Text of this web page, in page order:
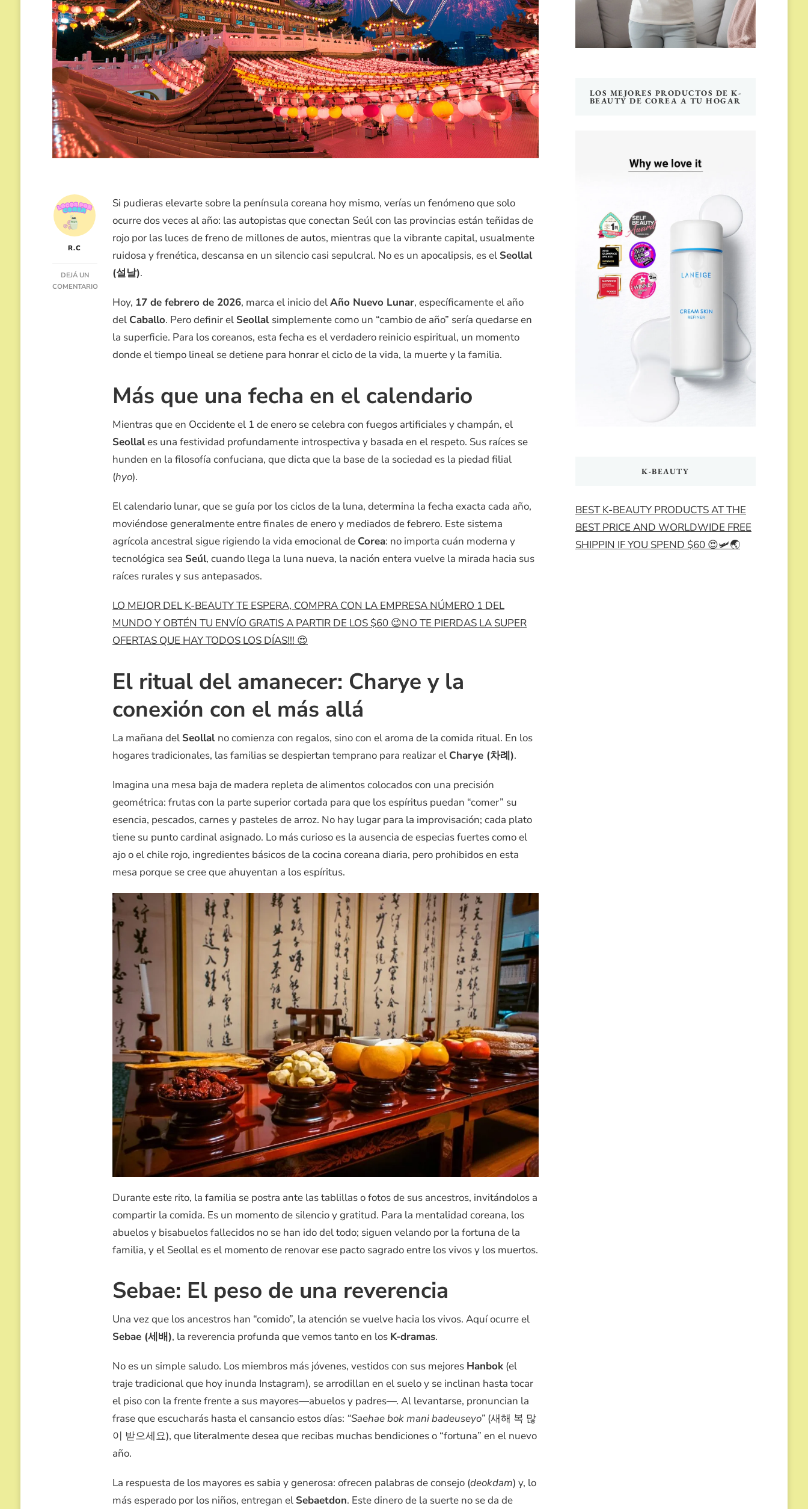
R.C
DEJÁ UN
COMENTARIO
Si pudieras elevarte sobre la península coreana hoy mismo, verías un fenómeno que solo
ocurre dos veces al año: las autopistas que conectan Seúl con las provincias están teñidas de
rojo por las luces de freno de millones de autos, mientras que la vibrante capital, usualmente
ruidosa y frenética, descansa en un silencio casi sepulcral. No es un apocalipsis, es el Seollal
(설날).
Hoy, 17 de febrero de 2026, marca el inicio delAño Nuevo Lunar, específicamente el año
del Caballo. Pero definir el Seollal simplemente como un “cambio de año” sería quedarse en
la superficie. Para los coreanos, esta fecha es el verdadero reinicio espiritual, un momento
donde el tiempo lineal se detiene para honrar el ciclo de la vida, la muerte y la familia.
Más que una fecha en el calendario
Mientras que en Occidente el 1 de enero se celebra con fuegos artificiales y champán, el
Seollales una festividad profundamente introspectiva y basada en el respeto. Sus raíces se
hunden en la filosofía confuciana, que dicta que la base de la sociedad es la piedad filial
(hyo).
El calendario lunar, que se guía por los ciclos de la luna, determina la fecha exacta cada año,
moviéndose generalmente entre finales de enero y mediados de febrero. Este sistema
agrícola ancestral sigue rigiendo la vida emocional de Corea: no importa cuán moderna y
tecnológica sea Seúl, cuando llega la luna nueva, la nación entera vuelve la mirada hacia sus
raíces rurales y sus antepasados.
LO MEJOR DEL K-BEAUTY TE ESPERA, COMPRA CON LA EMPRESA NÚMERO 1 DEL
MUNDO Y OBTÉN TU ENVÍO GRATIS A PARTIR DE LOS $60 😉NO TE PIERDAS LA SUPER
OFERTAS QUE HAY TODOS LOS DÍAS!!! 😍
El ritual del amanecer: Charye y la
conexión con el más allá
La mañana del Seollal no comienza con regalos, sino con el aroma de la comida ritual. En los
hogares tradicionales, las familias se despiertan temprano para realizar el Charye (차례).
Imagina una mesa baja de madera repleta de alimentos colocados con una precisión
geométrica: frutas con la parte superior cortada para que los espíritus puedan “comer” su
esencia, pescados, carnes y pasteles de arroz. No hay lugar para la improvisación; cada plato
tiene su punto cardinal asignado. Lo más curioso es la ausencia de especias fuertes como el
ajo o el chile rojo, ingredientes básicos de la cocina coreana diaria, pero prohibidos en esta
mesa porque se cree que ahuyentan a los espíritus.
Durante este rito, la familia se postra ante las tablillas o fotos de sus ancestros, invitándolos a
compartir la comida. Es un momento de silencio y gratitud. Para la mentalidad coreana, los
abuelos y bisabuelos fallecidos no se han ido del todo; siguen velando por la fortuna de la
familia, y el Seollal es el momento de renovar ese pacto sagrado entre los vivos y los muertos.
Sebae: El peso de una reverencia
Una vez que los ancestros han “comido”, la atención se vuelve hacia los vivos. Aquí ocurre el
Sebae (세배), la reverencia profunda que vemos tanto en los K-dramas.
No es un simple saludo. Los miembros más jóvenes, vestidos con sus mejores Hanbok(el
traje tradicional que hoy inunda Instagram), se arrodillan en el suelo y se inclinan hasta tocar
el piso con la frente frente a sus mayores—abuelos y padres—. Al levantarse, pronuncian la
frase que escucharás hasta el cansancio estos días: “Saehae bok mani badeuseyo”(새해 복 많
이 받으세요), que literalmente desea que recibas muchas bendiciones o “fortuna” en el nuevo
año.
La respuesta de los mayores es sabia y generosa: ofrecen palabras de consejo (deokdam) y, lo
más esperado por los niños, entregan el Sebaetdon. Este dinero de la suerte no se da de
LOS MEJORES PRODUCTOS DE K-
BEAUTY DE COREA A TU HOGAR
K-BEAUTY
BEST K-BEAUTY PRODUCTS AT THE
BEST PRICE AND WORLDWIDE FREE
SHIPPIN IF YOU SPEND $60 😍🛩️🌏